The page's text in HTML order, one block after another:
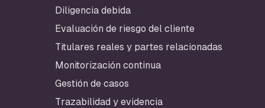
Diligencia debida
Evaluación de riesgo del cliente
Titulares reales y partes relacionadas
Monitorización continua
Gestión de casos
Trazabilidad y evidencia